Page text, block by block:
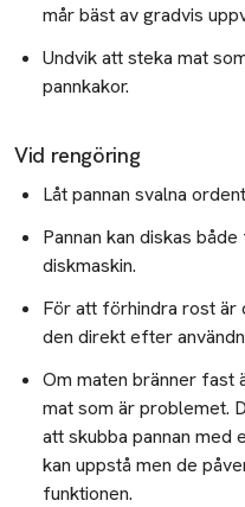
mår bäst av gradvis
Undvik att steka mat
pannkakor.
Vid rengöring
Låt pannan svalna
Pannan kan diskas
diskmaskin.
För att förhindra rost är
den direkt efter
Om maten bränner
mat som är problemet.
att skubba pannan med
kan uppstå men de
funktionen.